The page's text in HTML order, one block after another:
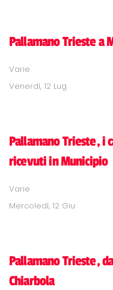
Pallamano Trieste a
Varie
Venerdì, 12 Lug
Pallamano Trieste, i
ricevuti in Municipio
Varie
Mercoledì, 12 Giu
Pallamano Trieste,
Chiarbola